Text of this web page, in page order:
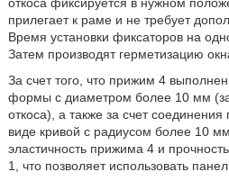
прилегает к раме и не требует
Время установки фиксаторов на
Затем производят герметизацию
За счет того, что прижим 4
формы с диаметром более 10 мм
откоса), а также за счет
виде кривой с радиусом более 10
эластичность прижима 4 и
1, что позволяет использовать